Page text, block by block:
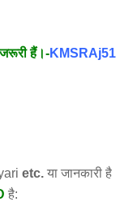
जरूरी हैं।-KMSRAj51
etc. या जानकारी है
है: